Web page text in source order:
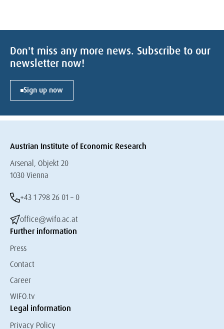
Don't miss any more news. Subscribe to our
newsletter now!
Sign up now
Austrian Institute of Economic Research
Arsenal, Objekt 20
1030 Vienna
+43 1 798 26 01 – 0
office@wifo.ac.at
Further information
Press
Contact
Career
WIFO.tv
Legal information
Privacy Policy